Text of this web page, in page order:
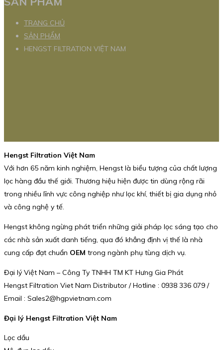
TRANG CHỦ
SẢN PHẨM
HENGST FILTRATION VIỆT NAM
Hengst Filtration Việt Nam
Với hơn 65 năm kinh nghiệm, Hengst là biểu tượng của chất lượng
lọc hàng đầu thế giới. Thương hiệu hiện được tin dùng rộng rãi
trong nhiều lĩnh vực công nghiệp như lọc khí, thiết bị gia dụng nhỏ
và công nghệ y tế.
Hengst không ngừng phát triển những giải pháp lọc sáng tạo cho
các nhà sản xuất danh tiếng, qua đó khẳng định vị thế là nhà
cung cấp đạt chuẩn OEM trong ngành phụ tùng dịch vụ.
Đại lý Việt Nam – Công Ty TNHH TM KT Hưng Gia Phát
Hengst Filtration Viet Nam Distributor / Hotline : 0938 336 079 /
Email : Sales2@hgpvietnam.com
Đại lý Hengst Filtration Việt Nam
Lọc dầu